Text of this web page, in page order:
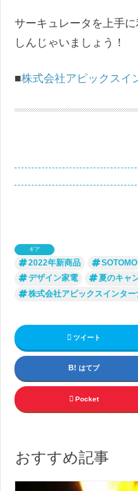
サーキュレータを上手
しんじゃいましょう！
■株式会社アピックスイ
ギア
2022年新商品 SOTOMO
デザイン家電
夏のキャ
株式会社アピックスインタ
ツイート
はてブ
Pocket
おすすめ記事